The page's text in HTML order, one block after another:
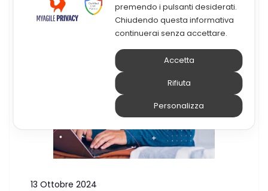
13 Ottobre 2024
premendo i pulsanti desiderati.
Chiudendo questa informativa
continuerai senza accettare.
Accetta
Rifiuta
Personalizza